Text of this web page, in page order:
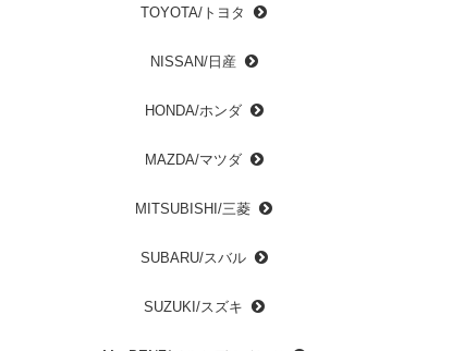
TOYOTA/トヨタ
NISSAN/日産
HONDA/ホンダ
MAZDA/マツダ
MITSUBISHI/三菱
SUBARU/スバル
SUZUKI/スズキ